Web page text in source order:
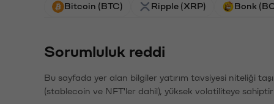
Bitcoin (BTC) Ripple (XRP) Bonk
Sorumluluk reddi
Bu sayfada yer alan bilgiler yatırım tavsiyesi niteliği
(stablecoin ve NFT'ler dahil), yüksek volatiliteye